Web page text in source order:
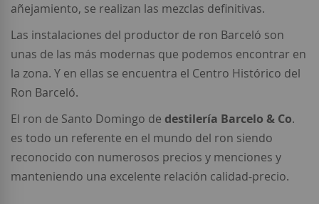
añejamiento, se realizan las mezclas definitivas.
Las instalaciones del productor de ron Barceló son
unas de las más modernas que podemos encontrar en
la zona. Y en ellas se encuentra el Centro Histórico del
Ron Barceló.
El ron de Santo Domingo de destilería Barcelo & Co.
es todo un referente en el mundo del ron siendo
reconocido con numerosos precios y menciones y
manteniendo una excelente relación calidad-precio.